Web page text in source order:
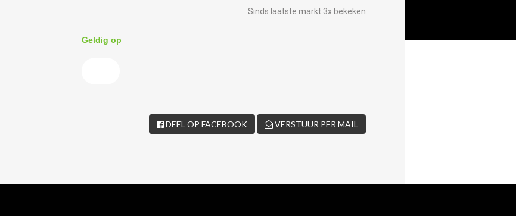
Sinds laatste markt 3x bekeken
Geldig op
DEEL OP FACEBOOK VERSTUUR PER MAIL